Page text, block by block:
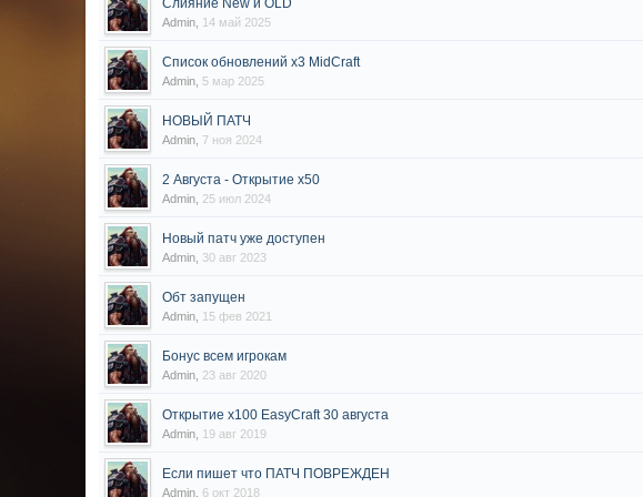
Слияние New и OLD
Admin 14 май 2025
Список обновлений x3 MidCraft
Admin 5 мар 2025
НОВЫЙ ПАТЧ
Admin 7 ноя 2024
2 Августа - Открытие x50
Admin 25 июл 2024
Новый патч уже доступен
Admin 30 авг 2023
Обт запущен
Admin 15 фев 2021
Бонус всем игрокам
Admin 23 авг 2020
Открытие х100 EasyCraft 30 августа
Admin 19 авг 2019
Если пишет что ПАТЧ ПОВРЕЖДЕН
Admin 6 окт 2018